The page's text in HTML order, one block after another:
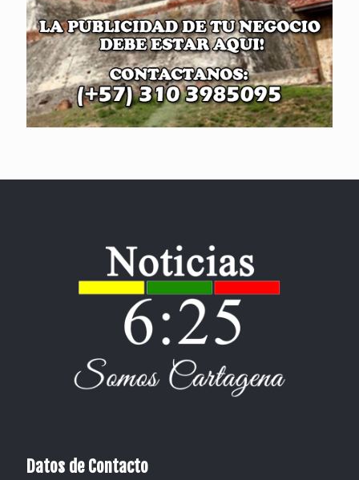
Datos de Contacto